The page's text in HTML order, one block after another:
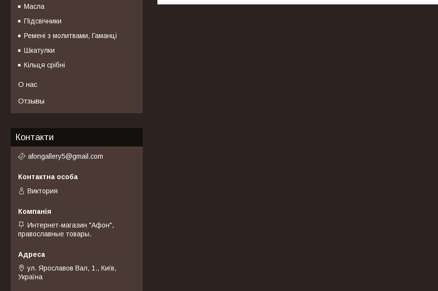
Масла
Підсвічники
Ремені з молитвами, Гаманці
Шкатулки
Кільця срібні
О нас
Отзывы
Контакти
afongallery5@gmail.com
Виктория
Интернет-магазин "Афон",
православные товары.
ул. Ярославов Вал, 1., Київ,
Україна